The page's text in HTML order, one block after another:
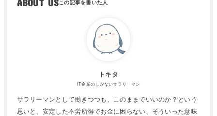
ABOUT US
トキタ
IT企業のしがないサラリーマン
サラリーマンとして働きつつも、このままでいいのか？という
思いと、安定した不労所得でお金に困らない、そういった意味